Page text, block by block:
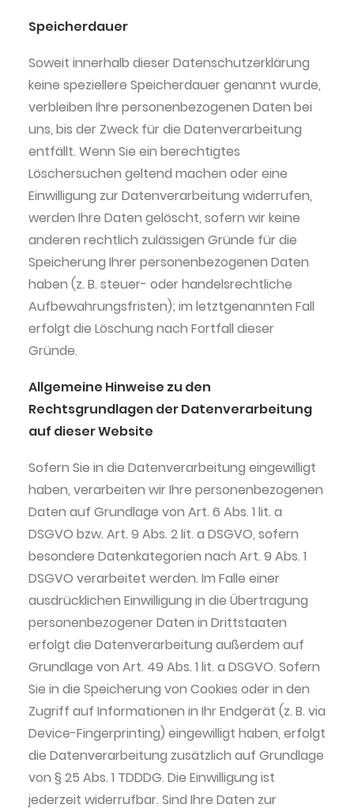
Speicherdauer
Soweit innerhalb dieser Datenschutzerklärung
keine speziellere Speicherdauer genannt wurde,
verbleiben Ihre personenbezogenen Daten bei
uns, bis der Zweck für die Datenverarbeitung
entfällt. Wenn Sie ein berechtigtes
Löschersuchen geltend machen oder eine
Einwilligung zur Datenverarbeitung widerrufen,
werden Ihre Daten gelöscht, sofern wir keine
anderen rechtlich zulässigen Gründe für die
Speicherung Ihrer personenbezogenen Daten
haben (z. B. steuer- oder handelsrechtliche
Aufbewahrungsfristen); im letztgenannten Fall
erfolgt die Löschung nach Fortfall dieser
Gründe.
Allgemeine Hinweise zu den
Rechtsgrundlagen der Datenverarbeitung
auf dieser Website
Sofern Sie in die Datenverarbeitung eingewilligt
haben, verarbeiten wir Ihre personenbezogenen
Daten auf Grundlage von Art. 6 Abs. 1 lit. a
DSGVO bzw. Art. 9 Abs. 2 lit. a DSGVO, sofern
besondere Datenkategorien nach Art. 9 Abs. 1
DSGVO verarbeitet werden. Im Falle einer
ausdrücklichen Einwilligung in die Übertragung
personenbezogener Daten in Drittstaaten
erfolgt die Datenverarbeitung außerdem auf
Grundlage von Art. 49 Abs. 1 lit. a DSGVO. Sofern
Sie in die Speicherung von Cookies oder in den
Zugriff auf Informationen in Ihr Endgerät (z. B. via
Device-Fingerprinting) eingewilligt haben, erfolgt
die Datenverarbeitung zusätzlich auf Grundlage
von § 25 Abs. 1 TDDDG. Die Einwilligung ist
jederzeit widerrufbar. Sind Ihre Daten zur